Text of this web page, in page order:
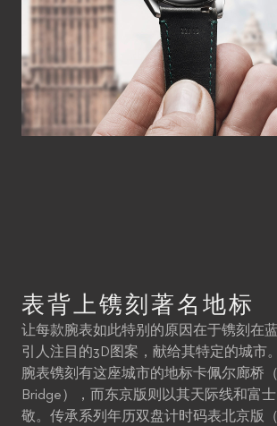
表背上镌刻著名地标
让每款腕表如此特别的原因在于镌刻在
引人注目的3D图案，献给其特定的城市
腕表镌刻有这座城市的地标卡佩尔廊桥
Bridge），而东京版则以其天际线和富
敬。传承系列年历双盘计时码表北京版